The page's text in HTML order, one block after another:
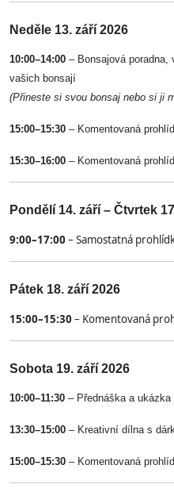
Neděle 13. září 2026
10:00–14:00 – Bonsajová
vašich bonsají
(Přineste si svou bonsaj nebo si ji
15:00–15:30 – Komentovaná
15:30–16:00 – Komentovaná
Pondělí 14. září – Čtvrtek
9:00–17:00 – Samostatná
Pátek 18. září 2026
15:00–15:30 – Komentovaná
Sobota 19. září 2026
10:00–11:30 – Přednáška a
13:30–15:00 – Kreativní dílna s
15:00–15:30 – Komentovaná